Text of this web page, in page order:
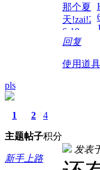
那个夏
天
6-19
回复
使用道具
pls
1
主题
2
帖子
4
积分
新手上路
发表